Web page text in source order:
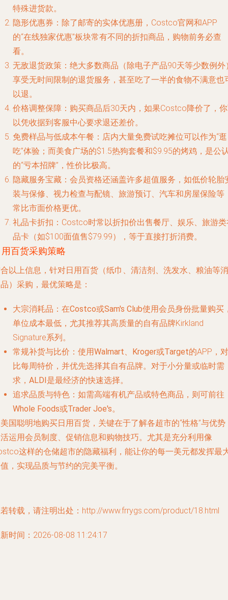
特殊进货款。
隐形优惠券 ：除了邮寄的实体优惠册，Costco官网和APP
的“在线独家优惠”板块常有不同的折扣商品，购物前务必查
看。
无敌退货政策 ：绝大多数商品（除电子产品90天等少数例外
享受无时间限制的退货服务，甚至吃了一半的食物不满意也
以退。
价格调整保障 ：购买商品后30天内，如果Costco降价了，
以凭收据到客服中心要求退还差价。
免费样品与低成本午餐 ：店内大量免费试吃摊位可以作为“逛
吃”体验；而美食广场的$1.5热狗套餐和$9.95的烤鸡，是公
的“亏本招牌”，性价比极高。
隐藏服务宝藏 ：会员资格还涵盖许多超值服务，如低价轮胎
装与保修、视力检查与配镜、旅游预订、汽车和房屋保险等
常比市面价格更优。
礼品卡折扣 ：Costco时常以折扣价出售餐厅、娱乐、旅游
品卡（如$100面值售$79.99），等于直接打折消费。
百货采购策略
以上信息，针对日用百货（纸巾、清洁剂、洗发水、粮油等消
）采购，最优策略是：
大宗消耗品 ：在Costco或Sam's Club使用会员身份批量购买
单位成本最低，尤其推荐其高质量的自有品牌Kirkland
Signature系列。
常规补货与比价 ：使用Walmart、 Kroger或Target的APP，对
比每周特价，并优先选择其自有品牌。对于小分量或临时需
求， ALDI是最经济的快速选择。
追求品质与特色 ：如需高端有机产品或特色商品，则可前往
Whole Foods或Trader Joe's。
国聪明地购买日用百货，关键在于了解各超市的“性格”与优势
运用会员制度、促销信息和购物技巧。尤其是充分利用像
这样的仓储超市的隐藏福利，能让你的每一美元都发挥最
，实现品质与节约的完美平衡。
转载，请注明出处：http://www.frrygs.com/product/18.html
时间：2026-08-08 11:24:17